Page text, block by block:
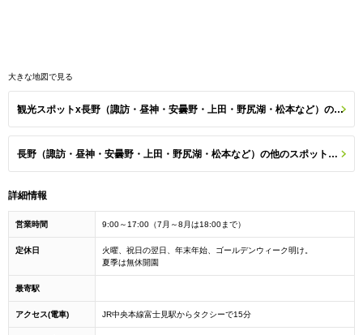
大きな地図で見る
観光スポットx長野（諏訪・昼神・安曇野・上田・野尻湖・松本など）のスポット一覧
長野（諏訪・昼神・安曇野・上田・野尻湖・松本など）の他のスポットを探す
詳細情報
営業時間 9:00～17:00（7月～8月は18:00まで）
定休日
火曜、祝日の翌日、年末年始、ゴールデンウィーク明け。
夏季は無休開園
最寄駅
アクセス(電車) JR中央本線富士見駅からタクシーで15分